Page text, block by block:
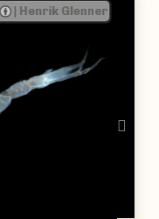
|Henrik Glenner